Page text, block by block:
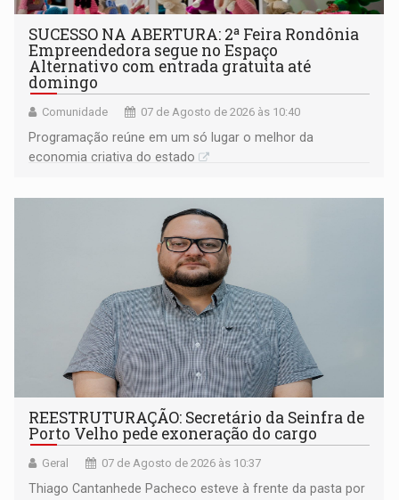
SUCESSO NA ABERTURA: 2ª Feira Rondônia
Empreendedora segue no Espaço
Alternativo com entrada gratuita até
domingo
Comunidade 07 de Agosto de 2026 às 10:40
Programação reúne em um só lugar o melhor da
economia criativa do estado
REESTRUTURAÇÃO: Secretário da Seinfra de
Porto Velho pede exoneração do cargo
Geral 07 de Agosto de 2026 às 10:37
Thiago Cantanhede Pacheco esteve à frente da pasta por